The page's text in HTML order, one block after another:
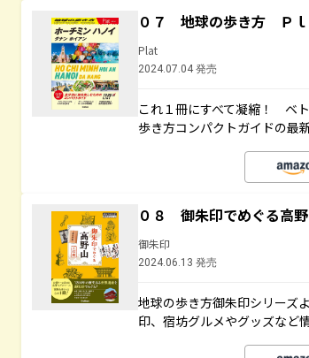
０７ 地球の歩き方 Ｐ
Plat
2024.07.04 発売
これ１冊にすべて凝縮！ ベ
歩き方コンパクトガイドの最
０８ 御朱印でめぐる高
御朱印
2024.06.13 発売
地球の歩き方御朱印シリーズ
印、宿坊グルメやグッズなど